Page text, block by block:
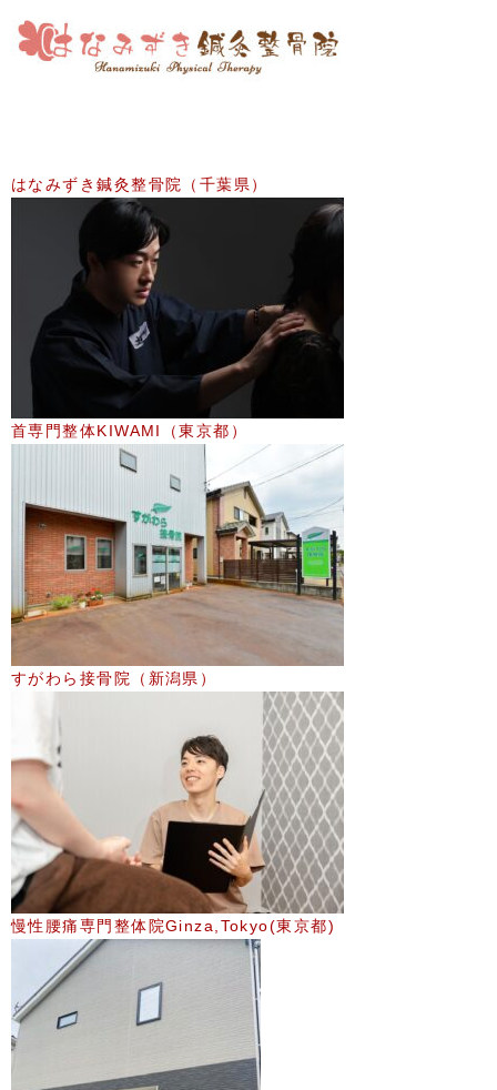
はなみずき鍼灸整骨院（千葉県）
首専門整体KIWAMI（東京都）
すがわら接骨院（新潟県）
慢性腰痛専門整体院Ginza,Tokyo(東京都)